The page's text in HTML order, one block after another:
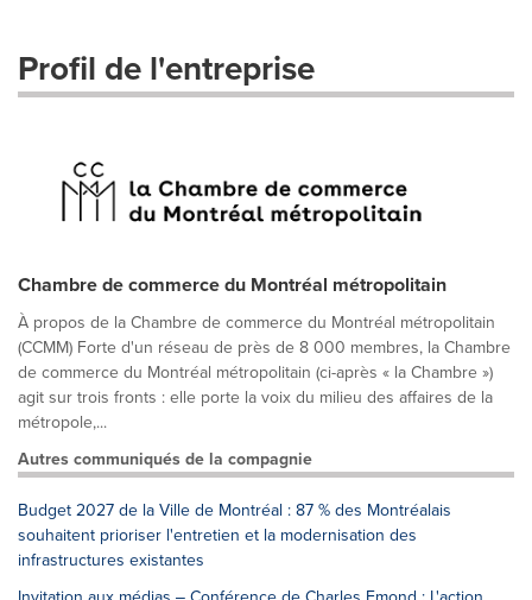
Profil de l'entreprise
Chambre de commerce du Montréal métropolitain
À propos de la Chambre de commerce du Montréal métropolitain
(CCMM) Forte d'un réseau de près de 8 000 membres, la Chambre
de commerce du Montréal métropolitain (ci-après « la Chambre »)
agit sur trois fronts : elle porte la voix du milieu des affaires de la
métropole,...
Autres communiqués de la compagnie
Budget 2027 de la Ville de Montréal : 87 % des Montréalais
souhaitent prioriser l'entretien et la modernisation des
infrastructures existantes